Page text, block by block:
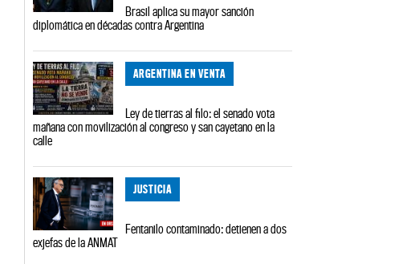
Brasil aplica su mayor sanción
diplomática en décadas contra Argentina
ARGENTINA EN VENTA
Ley de tierras al filo: el senado vota
mañana con movilización al congreso y san cayetano en la
calle
JUSTICIA
Fentanilo contaminado: detienen a dos
exjefas de la ANMAT